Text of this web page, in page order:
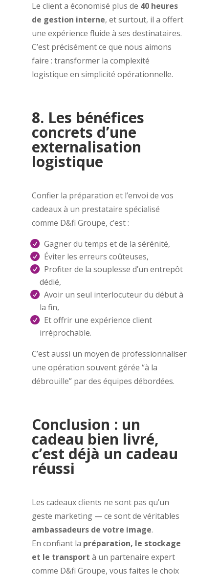
Le client a économisé plus de 40 heures
de gestion interne, et surtout, il a offert
une expérience fluide à ses destinataires.
C’est précisément ce que nous aimons
faire : transformer la complexité
logistique en simplicité opérationnelle.
8. Les bénéfices
concrets d’une
externalisation
logistique
Confier la préparation et l’envoi de vos
cadeaux à un prestataire spécialisé
comme D&fi Groupe, c’est :
Gagner du temps et de la sérénité,
Éviter les erreurs coûteuses,
Profiter de la souplesse d’un entrepôt
dédié,
Avoir un seul interlocuteur du début à
la fin,
Et offrir une expérience client
irréprochable.
C’est aussi un moyen de professionnaliser
une opération souvent gérée “à la
débrouille” par des équipes débordées.
Conclusion : un
cadeau bien livré,
c’est déjà un cadeau
réussi
Les cadeaux clients ne sont pas qu’un
geste marketing — ce sont de véritables
ambassadeurs de votre image.
En confiant la préparation, le stockage
et le transport à un partenaire expert
comme D&fi Groupe, vous faites le choix